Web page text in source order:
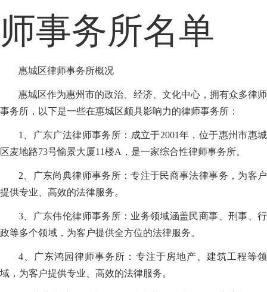
师事务所名单
惠城区律师事务所概况
惠城区作为惠州市的政治、经济、文化中心，拥有众多律师
事务所，以下是一些在惠城区颇具影响力的律师事务所：
1、广东广法律师事务所：成立于2001年，位于惠州市惠城
区麦地路73号愉景大厦11楼A，是一家综合性律师事务所。
2、广东尚典律师事务所：专注于民商事法律事务，为客户
提供专业、高效的法律服务。
3、广东伟伦律师事务所：业务领域涵盖民商事、刑事、行
政等多个领域，为客户提供全方位的法律服务。
4、广东鸿园律师事务所：专注于房地产、建筑工程等领
域，为客户提供专业、高效的法律服务。